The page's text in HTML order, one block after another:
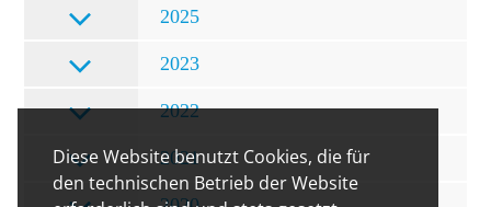
Diese Website benutzt Cookies, die für
den technischen Betrieb der Website
2025
2023
2022
2021